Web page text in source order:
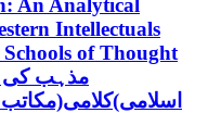
An Analytical
Intellectuals
of Thought
مذہب کی